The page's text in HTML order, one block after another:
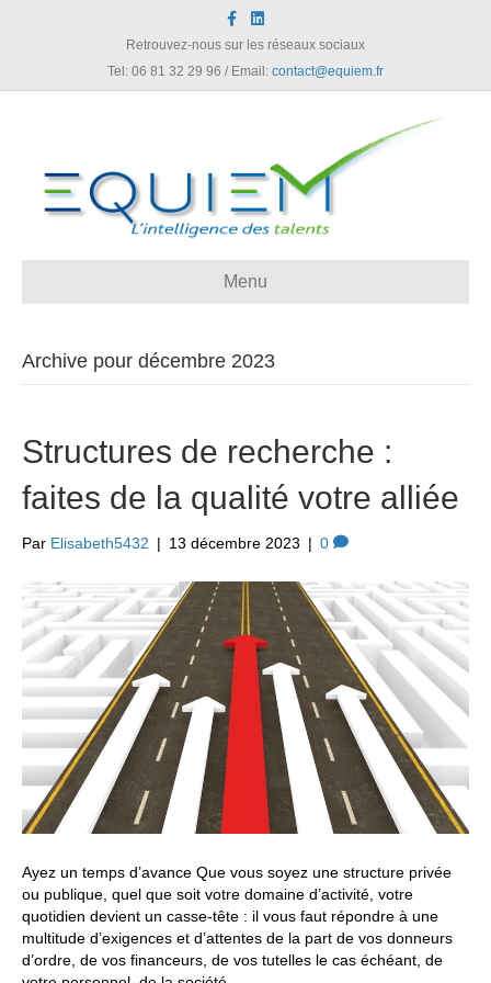
c
b
o
n
e
d
Retrouvez-nous sur les réseaux sociaux
Tel: 06 81 32 29 96 / Email: contact@equiem.fr
Menu
Archive pour décembre 2023
Structures de recherche :
faites de la qualité votre alliée
Par Elisabeth5432 | 13 décembre 2023 | 0
Ayez un temps d’avance Que vous soyez une structure privée
ou publique, quel que soit votre domaine d’activité, votre
quotidien devient un casse-tête : il vous faut répondre à une
multitude d’exigences et d’attentes de la part de vos donneurs
d’ordre, de vos financeurs, de vos tutelles le cas échéant, de